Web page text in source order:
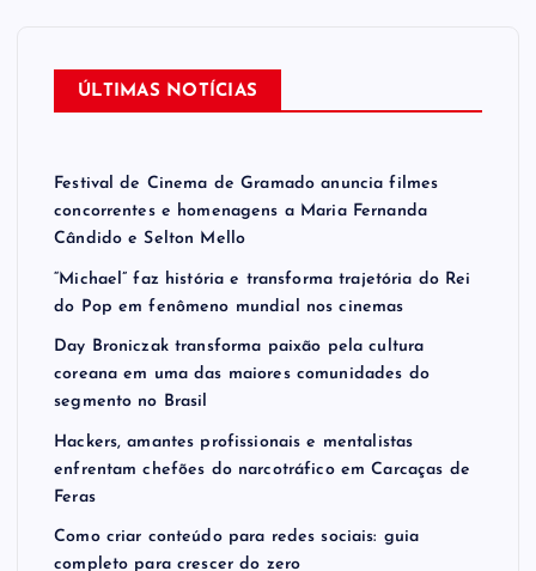
ÚLTIMAS NOTÍCIAS
Festival de Cinema de Gramado anuncia filmes
concorrentes e homenagens a Maria Fernanda
Cândido e Selton Mello
“Michael” faz história e transforma trajetória do Rei
do Pop em fenômeno mundial nos cinemas
Day Broniczak transforma paixão pela cultura
coreana em uma das maiores comunidades do
segmento no Brasil
Hackers, amantes profissionais e mentalistas
enfrentam chefões do narcotráfico em Carcaças de
Feras
Como criar conteúdo para redes sociais: guia
completo para crescer do zero